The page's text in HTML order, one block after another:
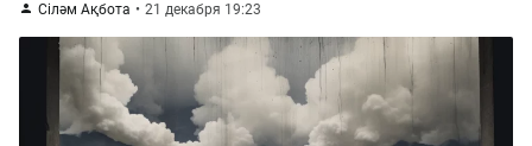
Сіләм Ақбота 21 декабря 19:23